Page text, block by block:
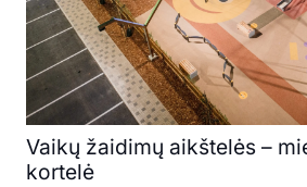
Vaikų žaidimų aikštelės –
kortelė